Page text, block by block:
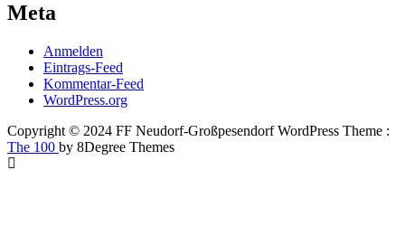
Meta
Anmelden
Eintrags-Feed
Kommentar-Feed
WordPress.org
Copyright © 2024 FF Neudorf-Großpesendorf WordPress Theme :
The 100 by 8Degree Themes